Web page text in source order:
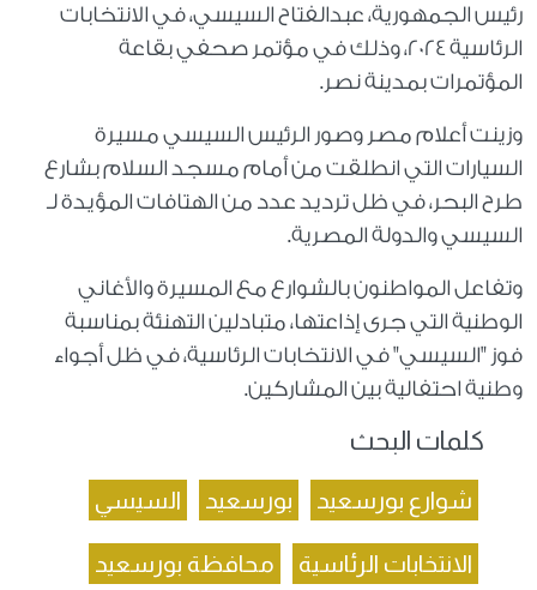
رئيس الجمهورية، عبدالفتاح السيسي، في الانتخابات
الرئاسية 2024، وذلك في مؤتمر صحفي بقاعة
المؤتمرات بمدينة نصر.
وزينت أعلام مصر وصور الرئيس السيسي مسيرة
السيارات التي انطلقت من أمام مسجد السلام بشارع
طرح البحر، في ظل ترديد عدد من الهتافات المؤيدة لـ
السيسي والدولة المصرية.
وتفاعل المواطنون بالشوارع مع المسيرة والأغاني
الوطنية التي جرى إذاعتها، متبادلين التهنئة بمناسبة
فوز "السيسي" في الانتخابات الرئاسية، في ظل أجواء
وطنية احتفالية بين المشاركين.
كلمات البحث
شوارع بورسعيد بورسعيد السيسي
الانتخابات الرئاسية محافظة بورسعيد